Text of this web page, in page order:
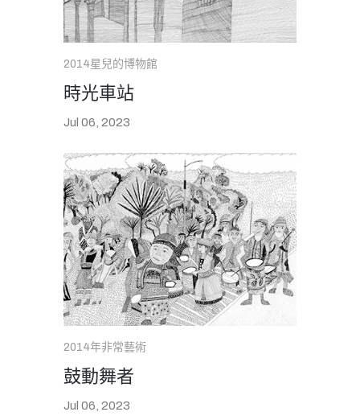
2014星兒的博物館
時光車站
Jul 06, 2023
2014年非常藝術
鼓動舞者
Jul 06, 2023